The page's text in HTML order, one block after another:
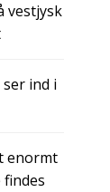
vestjysk
ind i
enormt